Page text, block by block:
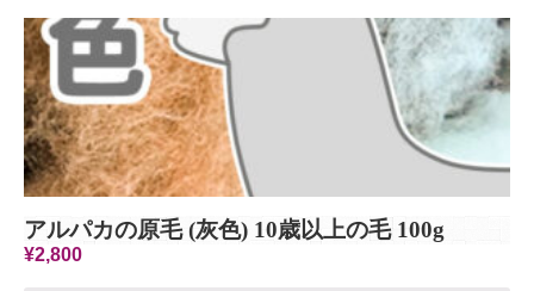
アルパカの原毛 (灰色) 10歳以上の毛 100g
¥2,800